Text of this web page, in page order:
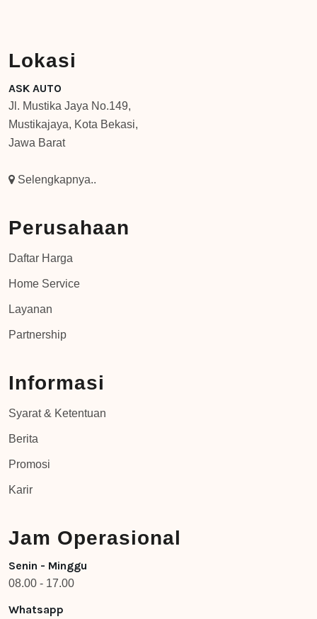
Lokasi
ASK AUTO
Jl. Mustika Jaya No.149,
Mustikajaya, Kota Bekasi,
Jawa Barat
Selengkapnya..
Perusahaan
Daftar Harga
Home Service
Layanan
Partnership
Informasi
Syarat & Ketentuan
Berita
Promosi
Karir
Jam Operasional
Senin - Minggu
08.00 - 17.00
Whatsapp